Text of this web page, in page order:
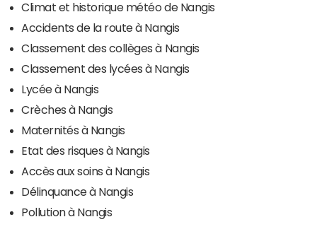
Climat et historique météo de Nangis
Accidents de la route à Nangis
Classement des collèges à Nangis
Classement des lycées à Nangis
Lycée à Nangis
Crèches à Nangis
Maternités à Nangis
Etat des risques à Nangis
Accès aux soins à Nangis
Délinquance à Nangis
Pollution à Nangis